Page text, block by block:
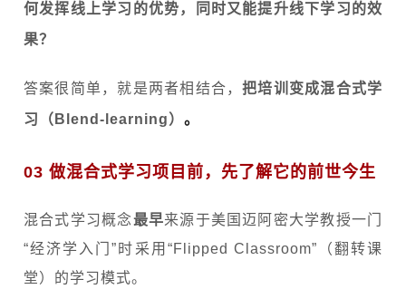
何发挥线上学习的优势，同时又能提升线下学习的效
果？
答案很简单，就是两者相结合，把培训变成混合式学
习（Blend-learning） 。
03 做混合式学习项目前，先了解它的前世今生
混合式学习概念最早来源于美国迈阿密大学教授一门
“经济学入门”时采用“Flipped Classroom”（翻转课
堂）的学习模式。